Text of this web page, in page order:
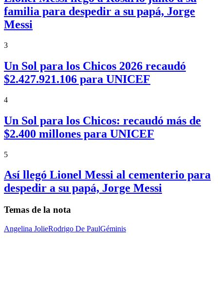
familia para despedir a su papá, Jorge
Messi
3
Un Sol para los Chicos 2026 recaudó
$2.427.921.106 para UNICEF
4
Un Sol para los Chicos: recaudó más de
$2.400 millones para UNICEF
5
Así llegó Lionel Messi al cementerio para
despedir a su papá, Jorge Messi
Temas de la nota
Angelina JolieRodrigo De PaulGéminis